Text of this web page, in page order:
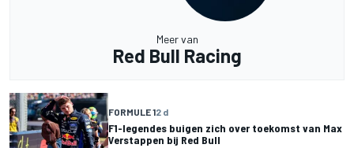
Meer van
Red Bull Racing
FORMULE 12 d
F1-legendes buigen zich over toekomst van Max
Verstappen bij Red Bull